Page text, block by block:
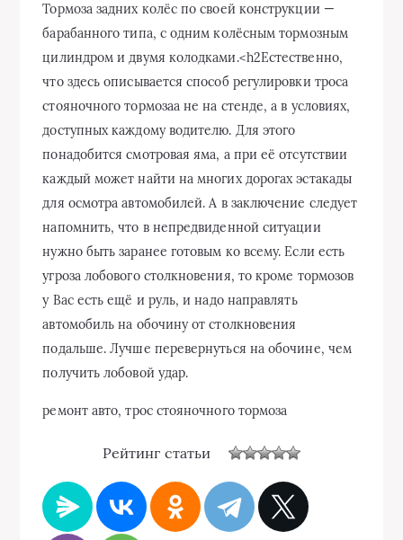
Тормоза задних колёс по своей конструкции —
барабанного типа, с одним колёсным тормозным
цилиндром и двумя колодками.<h2Естественно,
что здесь описывается способ регулировки троса
стояночного тормозаа не на стенде, а в условиях,
доступных каждому водителю. Для этого
понадобится смотровая яма, а при её отсутствии
каждый может найти на многих дорогах эстакады
для осмотра автомобилей. А в заключение следует
напомнить, что в непредвиденной ситуации
нужно быть заранее готовым ко всему. Если есть
угроза лобового столкновения, то кроме тормозов
у Вас есть ещё и руль, и надо направлять
автомобиль на обочину от столкновения
подальше. Лучше перевернуться на обочине, чем
получить лобовой удар.
ремонт авто, трос стояночного тормоза
Рейтинг статьи